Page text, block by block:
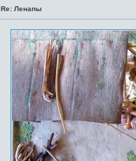
Re: Ленапы